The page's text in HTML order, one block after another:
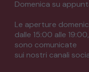
Domenica su
Le aperture
dalle 15:00 alle 19:00,
sono comunicate
sui nostri canali